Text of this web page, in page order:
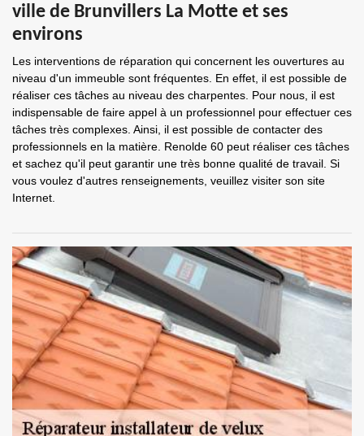
ville de Brunvillers La Motte et ses
environs
Les interventions de réparation qui concernent les ouvertures au
niveau d'un immeuble sont fréquentes. En effet, il est possible de
réaliser ces tâches au niveau des charpentes. Pour nous, il est
indispensable de faire appel à un professionnel pour effectuer ces
tâches très complexes. Ainsi, il est possible de contacter des
professionnels en la matière. Renolde 60 peut réaliser ces tâches
et sachez qu'il peut garantir une très bonne qualité de travail. Si
vous voulez d'autres renseignements, veuillez visiter son site
Internet.